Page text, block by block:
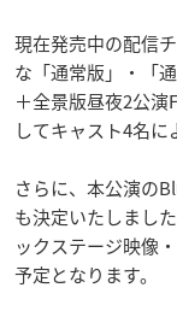
現在発売中の配信
な「通常版」・「
＋全景版昼夜2公
してキャスト4名に
さらに、本公演の
も決定いたしまし
ックステージ映像
予定となります。